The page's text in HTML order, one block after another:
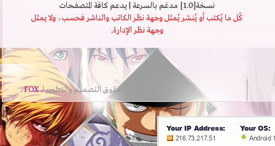
نسخة[1.0] مدعَم بالسرعة | يدعم كافة المتصفحات
كُل ما يُكتب أو يُنشر يُمثل وجهة نظر الكاتب والناشر فحسب، ولا يمثل
وجهة نظر الإدارة.
حقوق التصميم والتطوير لــFOX
.